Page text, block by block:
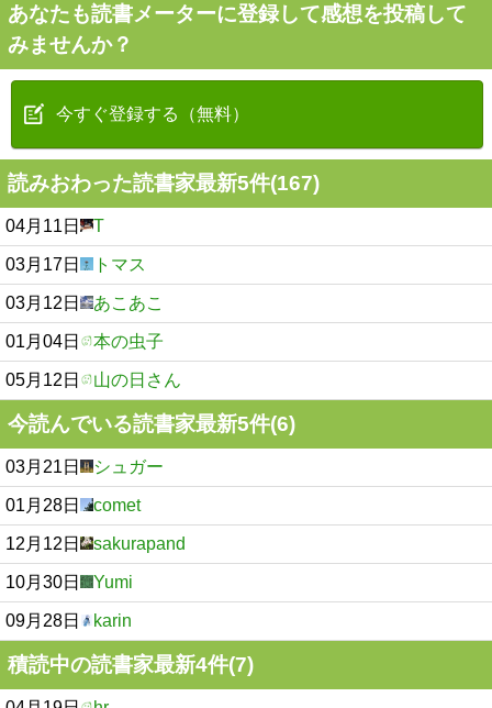
あなたも読書メーターに登録して感想を投稿して
みませんか？
今すぐ登録する（無料）
読みおわった読書家最新5件(167)
04月11日 T
03月17日 トマス
03月12日 あこあこ
01月04日 本の虫子
05月12日 山の日さん
今読んでいる読書家最新5件(6)
03月21日 シュガー
01月28日 comet
12月12日 sakurapand
10月30日 Yumi
09月28日 karin
積読中の読書家最新4件(7)